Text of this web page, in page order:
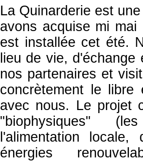
La Quinarderie est
avons acquise mi
est installée cet été.
lieu de vie,
nos partenaires et
concrètement le
avec nous. Le projet
"biophysiques"
l'alimentation
énergies